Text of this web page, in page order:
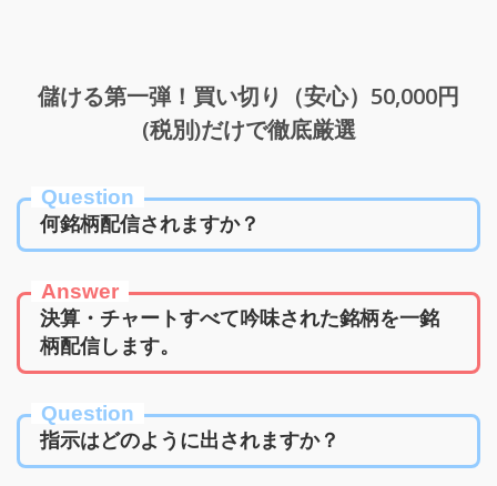
儲ける第一弾！買い切り（安心）50,000円
(税別)だけで徹底厳選
Question
何銘柄配信されますか？
Answer
決算・チャートすべて吟味された銘柄を一銘
柄配信します。
Question
指示はどのように出されますか？